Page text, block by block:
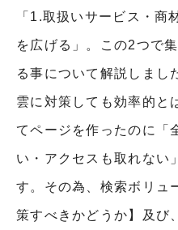
「1.取扱いサービス・商
を広げる」。この2つで
る事について解説しまし
雲に対策しても効率的と
てページを作ったのに「
い・アクセスも取れない
す。 その為、検索ボリュ
策すべきかどうか】及び